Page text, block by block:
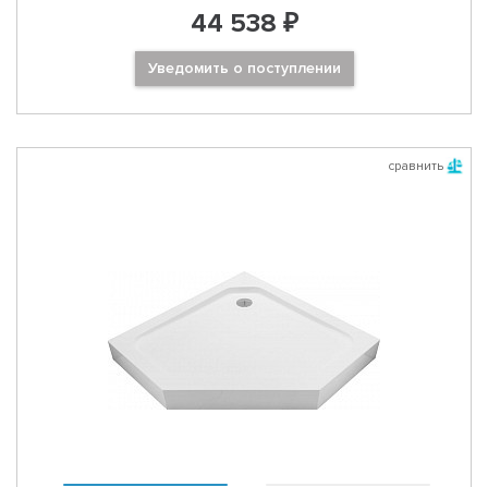
44 538 ₽
Уведомить о поступлении
сравнить